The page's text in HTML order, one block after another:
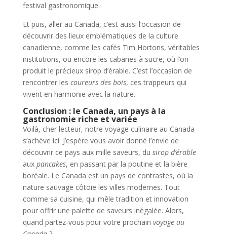
festival gastronomique.
Et puis, aller au Canada, c’est aussi l’occasion de
découvrir des lieux emblématiques de la culture
canadienne, comme les cafés Tim Hortons, véritables
institutions, ou encore les cabanes à sucre, où l’on
produit le précieux sirop d’érable. C’est l’occasion de
rencontrer les coureurs des bois, ces trappeurs qui
vivent en harmonie avec la nature.
Conclusion : le Canada, un pays à la
gastronomie riche et variée
Voilà, cher lecteur, notre voyage culinaire au Canada
s’achève ici. J’espère vous avoir donné l’envie de
découvrir ce pays aux mille saveurs, du sirop d’érable
aux pancakes, en passant par la poutine et la bière
boréale. Le Canada est un pays de contrastes, où la
nature sauvage côtoie les villes modernes. Tout
comme sa cuisine, qui mêle tradition et innovation
pour offrir une palette de saveurs inégalée. Alors,
quand partez-vous pour votre prochain voyage au